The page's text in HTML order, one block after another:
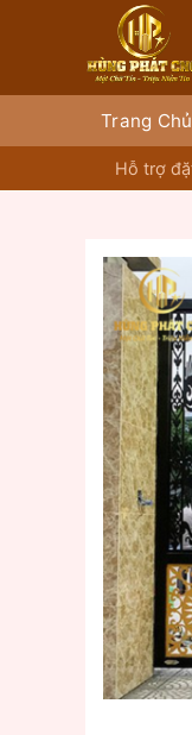
dung
Trang Chủ
Hỗ trợ